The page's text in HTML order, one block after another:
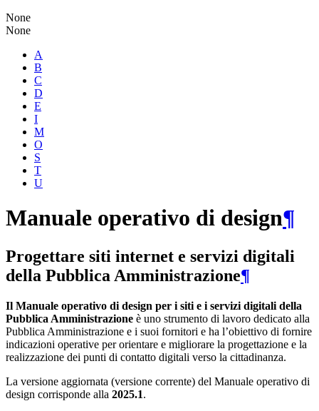
None
None
A
B
C
D
E
I
M
O
S
T
U
Manuale operativo di design¶
Progettare siti internet e servizi digitali
della Pubblica Amministrazione¶
Il Manuale operativo di design per i siti e i servizi digitali della
Pubblica Amministrazione è uno strumento di lavoro dedicato alla
Pubblica Amministrazione e i suoi fornitori e ha l’obiettivo di fornire
indicazioni operative per orientare e migliorare la progettazione e la
realizzazione dei punti di contatto digitali verso la cittadinanza.
La versione aggiornata (versione corrente) del Manuale operativo di
design corrisponde alla 2025.1.